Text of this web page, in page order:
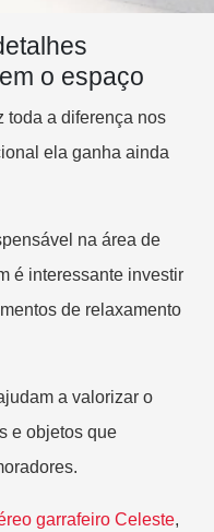
o espaço
toda a diferença nos
ela ganha ainda
na área de
é interessante investir
de relaxamento
a valorizar o
e objetos que
garrafeiro Celeste,